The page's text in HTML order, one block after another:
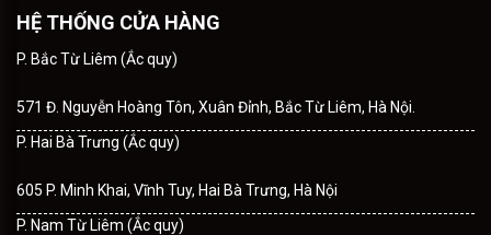
HỆ THỐNG CỬA HÀNG
P. Bắc Từ Liêm (Ắc quy)
571 Đ. Nguyễn Hoàng Tôn, Xuân Đỉnh, Bắc Từ Liêm, Hà Nội.
P. Hai Bà Trưng (Ắc quy)
605 P. Minh Khai, Vĩnh Tuy, Hai Bà Trưng, Hà Nội
P. Nam Từ Liêm (Ắc quy)